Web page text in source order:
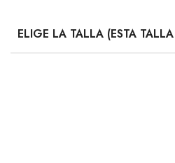
ELIGE LA TALLA (ESTA TALLA